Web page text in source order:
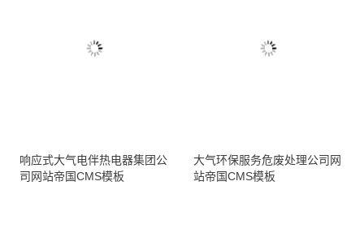
响应式大气电伴热电器集团公
司网站帝国CMS模板
大气环保服务危废处理公司网
站帝国CMS模板